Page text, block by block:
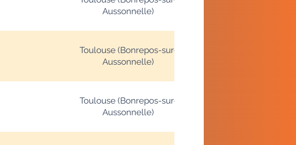
Aussonnelle)
Toulouse (Bonrepos-sur-
Aussonnelle)
Toulouse (Bonrepos-sur-
Aussonnelle)